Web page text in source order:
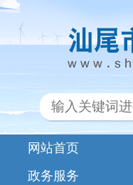
网站首页
政务服务